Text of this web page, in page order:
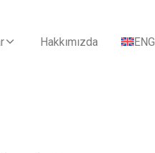
Hakkımızda ENG